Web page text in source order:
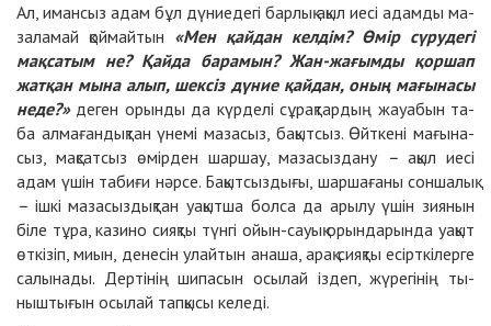
Ал, иман­сыз адам бұл дү­ниеде­гі бар­лық ақыл иесі адам­ды ма­
за­ла­май қой­май­тын «Мен қай­дан кел­дім? Өмір сү­ру­де­гі
мақ­са­тым не? Қай­да ба­ра­мын? Жан-жа­ғым­ды қор­шап
жат­қан мы­на алып, шек­сіз дү­ние қай­дан, оның ма­ғы­на­сы
не­де?» де­ген орын­ды да күр­де­лі сұ­рақ­тар­дың жауа­бын та­
ба ал­ма­ған­дық­тан үне­мі ма­за­сыз, ба­қыт­сыз. Өйтке­ні ма­ғы­на­
сыз, мақ­сат­сыз өмір­ден шаршау, ма­за­сыз­да­ну –ақыл иесі
адам үшін та­би­ғи нәр­се. Ба­қыт­сыз­ды­ғы, шар­ша­ға­ны сон­ша­лық
– іш­кі ма­за­сыз­дық­тан уа­қыт­ша бол­са да ары­лу үшін зия­нын
бі­ле тұра, ка­зи­но сияқ­ты түн­гі ой­ын-­сауық орын­да­рын­да уақыт
өт­кі­зіп, миын, де­не­сін улай­тын ана­ша, арақ сияқ­ты есірт­кі­лер­ге
са­лы­на­ды. Дер­ті­нің ши­па­сын осы­лай іздеп, жүрегі­нің ты­
ныш­ты­ғын осы­лай тап­қы­сы ке­ле­ді.